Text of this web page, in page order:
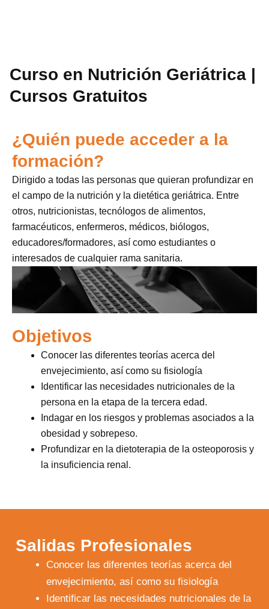
Curso en Nutrición Geriátrica |
Cursos Gratuitos
¿Quién puede acceder a la
formación?
Dirigido a todas las personas que quieran profundizar en
el campo de la nutrición y la dietética geriátrica. Entre
otros, nutricionistas, tecnólogos de alimentos,
farmacéuticos, enfermeros, médicos, biólogos,
educadores/formadores, así como estudiantes o
interesados de cualquier rama sanitaria.
Objetivos
Conocer las diferentes teorías acerca del
envejecimiento, así como su fisiología
Identificar las necesidades nutricionales de la
persona en la etapa de la tercera edad.
Indagar en los riesgos y problemas asociados a la
obesidad y sobrepeso.
Profundizar en la dietoterapia de la osteoporosis y
la insuficiencia renal.
Salidas Profesionales
Conocer las diferentes teorías acerca del
envejecimiento, así como su fisiología
Identificar las necesidades nutricionales de la